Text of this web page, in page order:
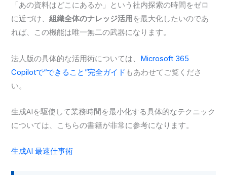
「あの資料はどこにあるか」という社内探索の時間をゼロ
に近づけ、組織全体のナレッジ活用 を最大化したいのであ
れば、この機能は唯一無二の武器になります。
法人版の具体的な活用術については、 Microsoft 365
Copilotで“できること”完全ガイド もあわせてご覧くださ
い。
生成AIを駆使して業務時間を最小化する具体的なテクニック
については、こちらの書籍が非常に参考になります。
生成AI 最速仕事術